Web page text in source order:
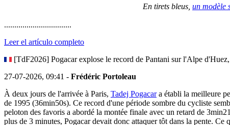
En tirets bleus, un modèle
.................................
Leer el artículo completo
[TdF2026] Pogacar explose le record de Pantani sur l'Alpe
27-07-2026, 09:41 - Frédéric Portoleau
À deux jours de l'arrivée à Paris, Tadej Pogacara établi la meilleure
de 1995 (36min50s). Ce record d'une période sombre du cycliste
peloton des favoris a abordé la montée finale avec un retard de
plus de 3 minutes, Pogacar devait donc attaquer tôt dans la pente.